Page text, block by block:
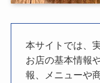
本サイトでは、
お店の基本情報
報、メニューや